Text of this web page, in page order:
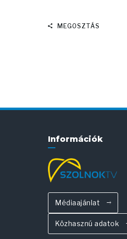
MEGOSZTÁS
Információk
Médiaajánlat
Közhasznú adatok